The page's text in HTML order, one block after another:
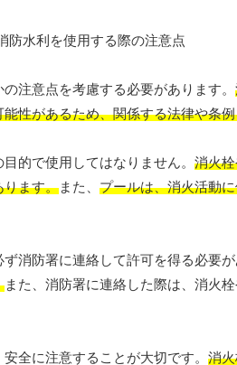
注意点を考慮する必要があります。
性があるため、関係する法律や条
的で使用してはなりません。 消火
ります。また、 プールは、消火活動
消防署に連絡して許可を得る必要が
また、消防署に連絡した際は、消火
全に注意することが大切です。 消